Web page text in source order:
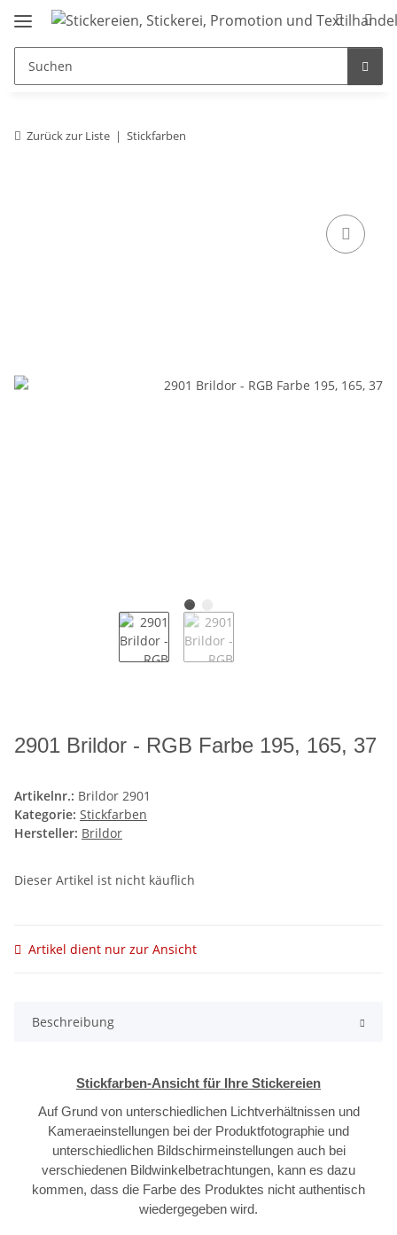
Zurück zur Liste Stickfarben
2901 Brildor - RGB Farbe 195, 165, 37
Artikelnr.: Brildor 2901
Kategorie: Stickfarben
Hersteller: Brildor
Dieser Artikel ist nicht käuflich
Artikel dient nur zur Ansicht
Beschreibung
Stickfarben-Ansicht für Ihre Stickereien
Auf Grund von unterschiedlichen Lichtverhältnissen und
Kameraeinstellungen bei der Produktfotographie und
unterschiedlichen Bildschirmeinstellungen auch bei
verschiedenen Bildwinkelbetrachtungen, kann es dazu
kommen, dass die Farbe des Produktes nicht authentisch
wiedergegeben wird.